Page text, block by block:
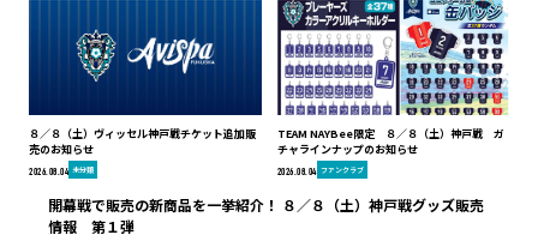
８／８（土）ヴィッセル神戸戦チケット追加販
売のお知らせ
2026.08.04 未分類
TEAM NAYBee限定 ８／８（土）神戸戦 ガ
チャラインナップのお知らせ
2026.08.04 ファンクラブ
開幕戦で販売の新商品を一挙紹介！ ８／８（土）神戸戦グッズ販売
情報 第１弾